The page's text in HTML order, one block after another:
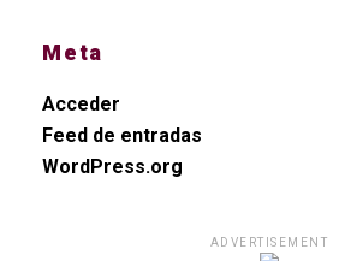
Meta
Acceder
Feed de entradas
WordPress.org
ADVERTISEMENT